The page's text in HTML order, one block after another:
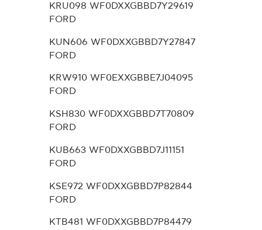
KRU098 WF0DXXGBBD7Y29619
FORD
KUN606 WF0DXXGBBD7Y27847
FORD
KRW910 WF0EXXGBBE7J04095
FORD
KSH830 WF0DXXGBBD7T70809
FORD
KUB663 WF0DXXGBBD7J11151
FORD
KSE972 WF0DXXGBBD7P82844
FORD
KTB481 WF0DXXGBBD7P84479